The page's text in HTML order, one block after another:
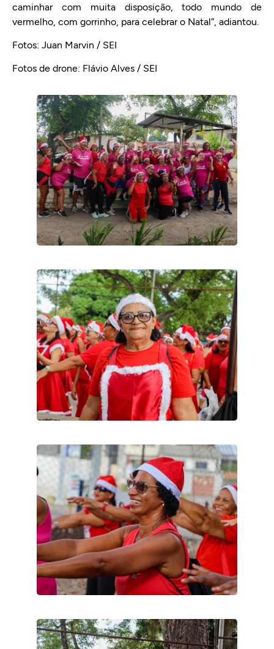
caminhar com muita disposição, todo mundo de
vermelho, com gorrinho, para celebrar o Natal”, adiantou.
Fotos: Juan Marvin / SEI
Fotos de drone: Flávio Alves / SEI